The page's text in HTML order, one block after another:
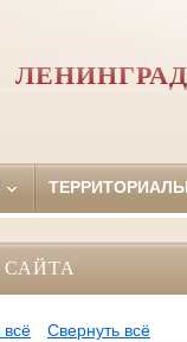
САЙТА
всё Свернуть всё